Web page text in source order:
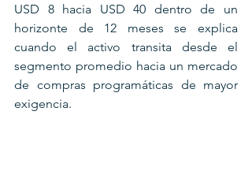
USD 8 hacia USD 40 dentro de un
horizonte de 12 meses se explica
cuando el activo transita desde el
segmento promedio hacia un mercado
de compras programáticas de mayor
exigencia.